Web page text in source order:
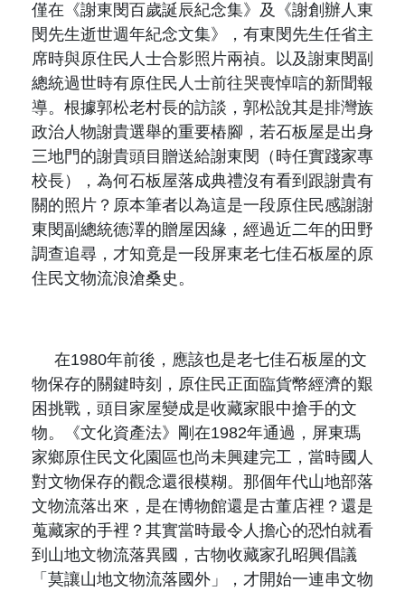
僅在《謝東閔百歲誕辰紀念集》 及《謝創辦人東
閔先生逝世週年紀念文集》， 有東閔先生任省主
席時與原住民人士合影照片兩禎。以及謝東閔副
總統過世時有原住民人士前往哭喪悼唁的新聞報
導。根據郭松老村長的訪談，郭松說其是排灣族
政治人物謝貴選舉的重要樁腳，若石板屋是出身
三地門的謝貴頭目贈送給謝東閔（時任實踐家專
校長），為何石板屋落成典禮沒有看到跟謝貴有
關的照片？原本筆者以為這是一段原住民感謝謝
東閔副總統德澤的贈屋因緣，經過近二年的田野
調查追尋，才知竟是一段屏東老七佳石板屋的原
住民文物流浪滄桑史。
在1980年前後，應該也是老七佳石板屋的文
物保存的關鍵時刻，原住民正面臨貨幣經濟的艱
困挑戰，頭目家屋變成是收藏家眼中搶手的文
物。《文化資產法》剛在1982年通過，屏東瑪
家鄉原住民文化園區也尚未興建完工，當時國人
對文物保存的觀念還很模糊。那個年代山地部落
文物流落出來，是在博物館還是古董店裡？還是
蒐藏家的手裡？其實當時最令人擔心的恐怕就看
到山地文物流落異國，古物收藏家孔昭興倡議
「莫讓山地文物流落國外」，才開始一連串文物